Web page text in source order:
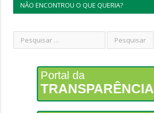
NÃO ENCONTROU O QUE QUERIA?
Portal da
TRANSPARÊNCIA